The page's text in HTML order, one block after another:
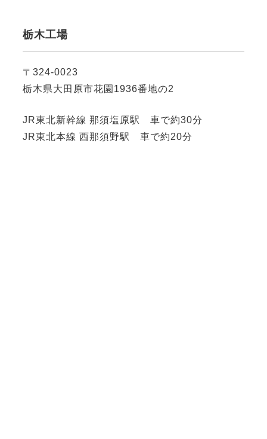
栃木工場
〒324-0023
栃木県大田原市花園1936番地の2
JR東北新幹線 那須塩原駅 車で約30分
JR東北本線 西那須野駅 車で約20分